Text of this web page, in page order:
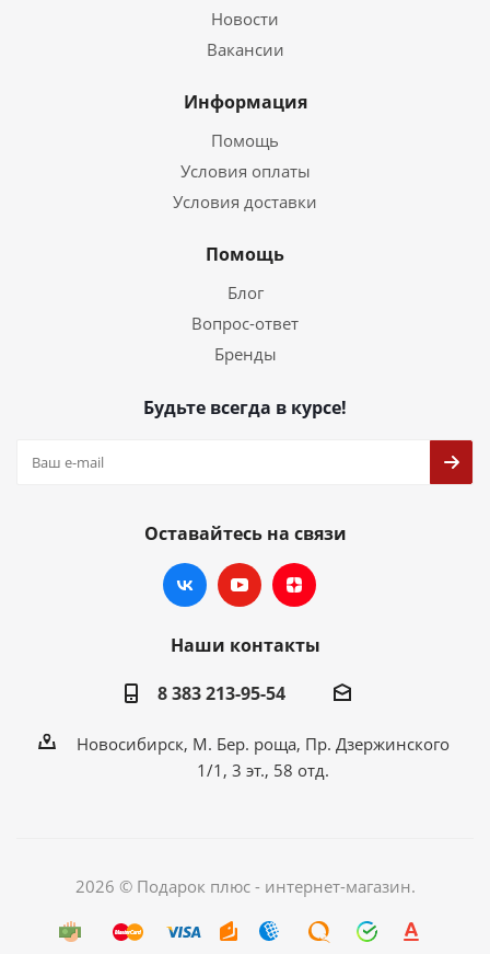
Новости
Вакансии
Информация
Помощь
Условия оплаты
Условия доставки
Помощь
Блог
Вопрос-ответ
Бренды
Будьте всегда в курсе!
Оставайтесь на связи
Наши контакты
8 383 213-95-54
Новосибирск, М. Бер. роща, Пр. Дзержинского
1/1, 3 эт., 58 отд.
2026 © Подарок плюс - интернет-магазин.